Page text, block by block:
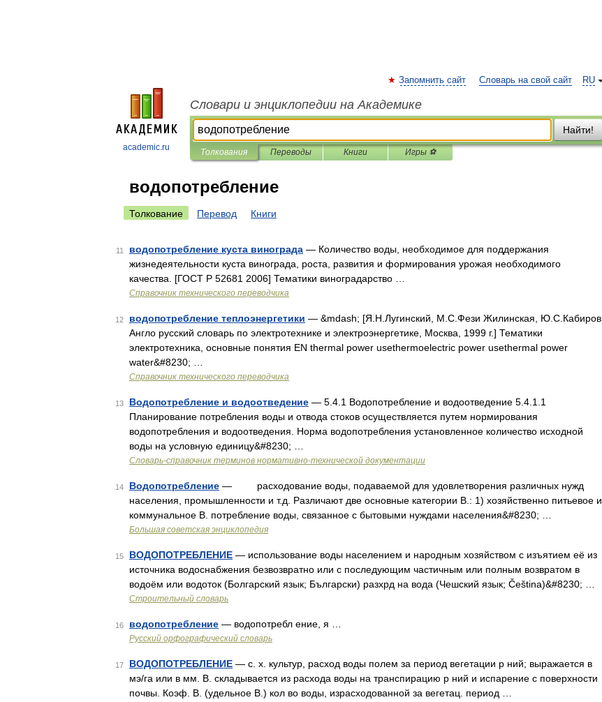
academic.ru
RU
Запомнить сайт Словарь на свой сайт
Словари и энциклопедии на Академике
Найти!
Толкования Переводы Книги Игры ⚽
водопотребление
Толкование Перевод Книги
11 водопотребление куста винограда — Количество воды, необходимое для поддержания
жизнедеятельности куста винограда, роста, развития и формирования урожая необходимого
качества. [ГОСТ Р 52681 2006] Тематики виноградарство …
Справочник технического переводчика
12 водопотребление теплоэнергетики — &mdash; [Я.Н.Лугинский, М.С.Фези Жилинская, Ю.С.Кабиров.
Англо русский словарь по электротехнике и электроэнергетике, Москва, 1999 г.] Тематики
электротехника, основные понятия EN thermal power usethermoelectric power usethermal power
water&#8230; …
Справочник технического переводчика
13 Водопотребление и водоотведение — 5.4.1 Водопотребление и водоотведение 5.4.1.1
Планирование потребления воды и отвода стоков осуществляется путем нормирования
водопотребления и водоотведения. Норма водопотребления установленное количество исходной
воды на условную единицу&#8230; …
Словарь-справочник терминов нормативно-технической документации
14 Водопотребление — расходование воды, подаваемой для удовлетворения различных нужд
населения, промышленности и т.д. Различают две основные категории В.: 1) хозяйственно питьевое и
коммунальное В. потребление воды, связанное с бытовыми нуждами населения&#8230; …
Большая советская энциклопедия
15 ВОДОПОТРЕБЛЕНИЕ — использование воды населением и народным хозяйством с изъятием её из
источника водоснабжения безвозвратно или с последующим частичным или полным возвратом в
водоём или водоток (Болгарский язык; Български) разхрд на вода (Чешский язык; Čeština)&#8230; …
Строительный словарь
16 водопотребление — водопотребл ение, я …
Русский орфографический словарь
17 ВОДОПОТРЕБЛЕНИЕ — с. х. культур, расход воды полем за период вегетации р ний; выражается в
мэ/га или в мм. В. складывается из расхода воды на транспирацию р ний и испарение с поверхности
почвы. Коэф. В. (удельное В.) кол во воды, израсходованной за вегетац. период …